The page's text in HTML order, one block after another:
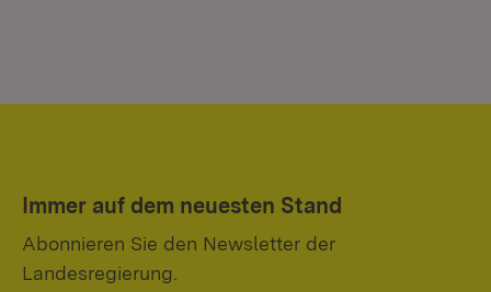
Immer auf dem neuesten Stand
Abonnieren Sie den Newsletter der
Landesregierung.